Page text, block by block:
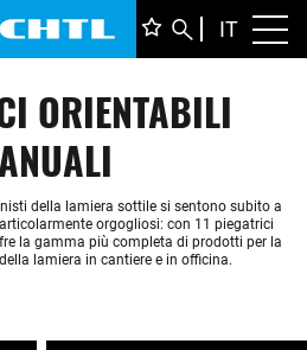
IT
ORIENTABILI
della lamiera sottile si sentono subito a
orgogliosi: con 11 piegatrici
la gamma più completa di prodotti per la
lamiera in cantiere e in officina.